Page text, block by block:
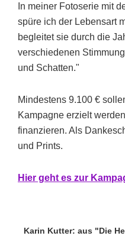
In meiner Fotoserie mit
spüre ich der Lebensart
begleitet sie durch die
verschiedenen
und Schatten."
Mindestens 9.100 €
Kampagne erzielt
finanzieren. Als
und Prints.
Hier geht es zur
Karin Kutter: aus "Die